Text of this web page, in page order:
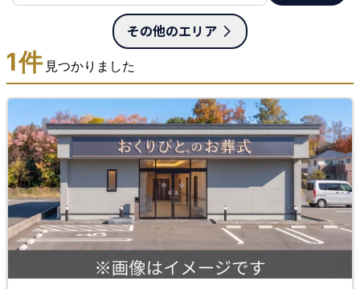
店舗用地募集
函館市
その他のエリア
1件 見つかりました